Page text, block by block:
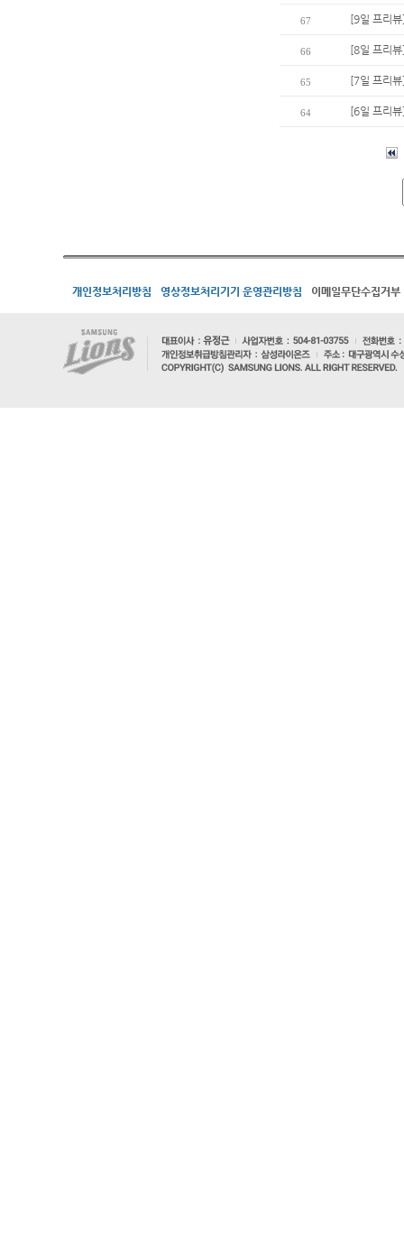
67 [9일 프리
66 [8일 프리
65 [7일 프리뷰
64 [6일 프리
개인정보처리방침 영상정보처리기기 운영관리방침 이메일무단수집거부